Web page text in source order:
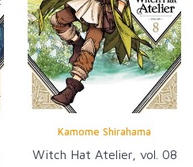
Kamome Shirahama
Witch Hat Atelier, vol. 08